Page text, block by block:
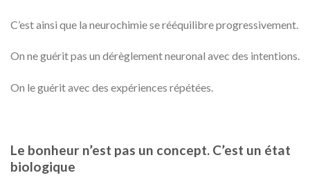
C’est ainsi que la neurochimie se rééquilibre progressivement.
On ne guérit pas un dérèglement neuronal avec des intentions.
On le guérit avec des expériences répétées.
Le bonheur n’est pas un concept. C’est un état
biologique